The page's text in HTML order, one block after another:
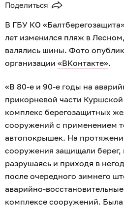
Поделиться
В ГБУ КО
лет изменился пляж в
валялись шины. Фото
организации «ВКонтакте».
«В 80-е и 90-е годы на
прикорневой части
комплекс берегозащитных
сооружений с применением
автопокрышек. На
сооружения защищали берег,
разрушаясь и приходя в
после очередного зимнего
аварийно-
комплексе сооружений. Была